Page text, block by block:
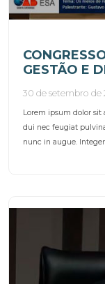
GESTÃO E
30 de setembro de
Lorem ipsum dolor sit
dui nec feugiat
nunc in augue.